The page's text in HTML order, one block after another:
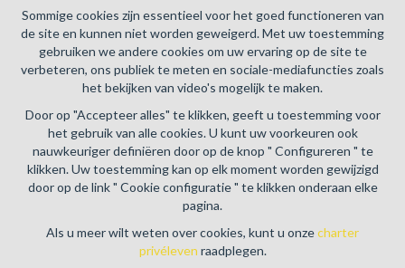
Sommige cookies zijn essentieel voor het goed functioneren van
de site en kunnen niet worden geweigerd. Met uw toestemming
gebruiken we andere cookies om uw ervaring op de site te
verbeteren, ons publiek te meten en sociale-mediafuncties zoals
het bekijken van video's mogelijk te maken.
Door op "Accepteer alles" te klikken, geeft u toestemming voor
het gebruik van alle cookies. U kunt uw voorkeuren ook
nauwkeuriger definiëren door op de knop " Configureren " te
klikken. Uw toestemming kan op elk moment worden gewijzigd
door op de link " Cookie configuratie " te klikken onderaan elke
pagina.
Als u meer wilt weten over cookies, kunt u onzecharter
privéleven raadplegen.
16B - 1000 Brussel (+32 2 505 38 50 - info@biv.be) -
www.biv.be-Deontologische code
BA en borgstelling via NV AXA Belgium, Troonplein 1, 1000
Brussel (polisnr. 730.390.160) Dekking geldt voor
activiteiten die in België worden uitgevoerd
Algemene gebruiksvoorwaarden van de website
Charter privéleven
Cookie configuratie